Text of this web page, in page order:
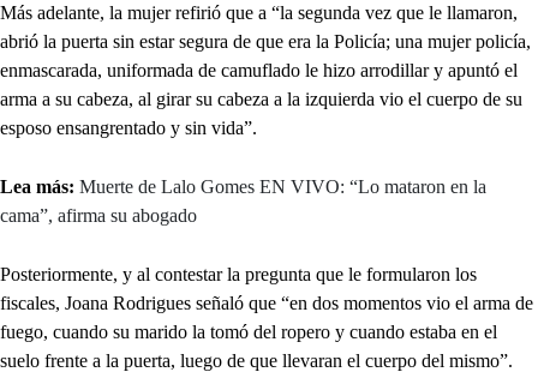
Más adelante, la mujer refirió que a “la segunda vez que le llamaron,
abrió la puerta sin estar segura de que era la Policía; una mujer policía,
enmascarada, uniformada de camuflado le hizo arrodillar y apuntó el
arma a su cabeza, al girar su cabeza a la izquierda vio el cuerpo de su
esposo ensangrentado y sin vida”.
Lea más: Muerte de Lalo Gomes EN VIVO: “Lo mataron en la
cama”, afirma su abogado
Posteriormente, y al contestar la pregunta que le formularon los
fiscales, Joana Rodrigues señaló que “en dos momentos vio el arma de
fuego, cuando su marido la tomó del ropero y cuando estaba en el
suelo frente a la puerta, luego de que llevaran el cuerpo del mismo”.